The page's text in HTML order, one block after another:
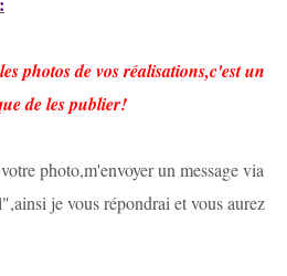
photos de vos réalisations,c'est un
de les publier!
photo,m'envoyer un message via
je vous répondrai et vous aurez